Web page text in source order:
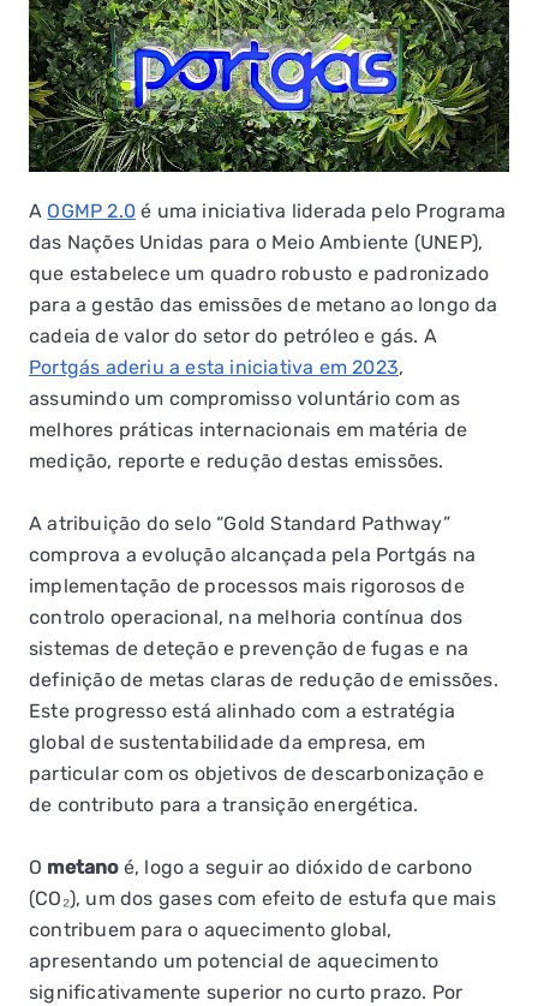
A OGMP 2.0 é uma iniciativa liderada pelo Programa
das Nações Unidas para o Meio Ambiente (UNEP),
que estabelece um quadro robusto e padronizado
para a gestão das emissões de metano ao longo da
cadeia de valor do setor do petróleo e gás. A
Portgás aderiu a esta iniciativa em 2023,
assumindo um compromisso voluntário com as
melhores práticas internacionais em matéria de
medição, reporte e redução destas emissões.
A atribuição do selo “Gold Standard Pathway”
comprova a evolução alcançada pela Portgás na
implementação de processos mais rigorosos de
controlo operacional, na melhoria contínua dos
sistemas de deteção e prevenção de fugas e na
definição de metas claras de redução de emissões.
Este progresso está alinhado com a estratégia
global de sustentabilidade da empresa, em
particular com os objetivos de descarbonização e
de contributo para a transição energética.
O metano é, logo a seguir ao dióxido de carbono
(CO₂), um dos gases com efeito de estufa que mais
contribuem para o aquecimento global,
apresentando um potencial de aquecimento
significativamente superior no curto prazo. Por